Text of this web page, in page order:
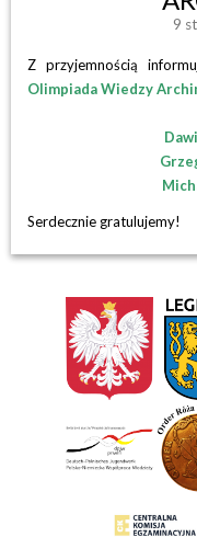
9
Z przyjemnością
Olimpiada Wiedzy
Serdecznie gratulujemy!